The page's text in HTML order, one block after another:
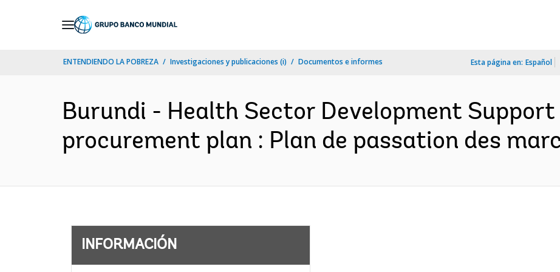
ENTENDIENDO LA POBREZA Investigaciones y publicaciones (i) Documentos e informes Esta página en: Español
Burundi - Health Sector Development Support
procurement plan : Plan de passation des
INFORMACIÓN